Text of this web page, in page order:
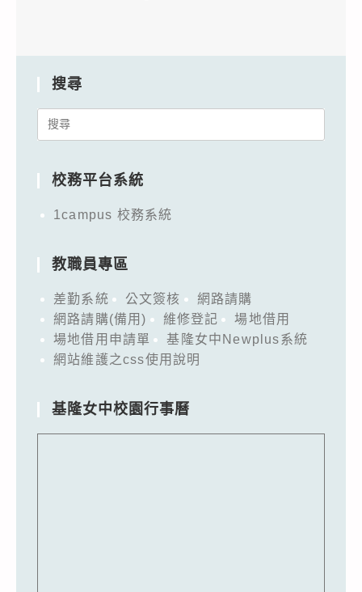
搜尋
Search
校務平台系統
1campus 校務系統
教職員專區
差勤系統 公文簽核
網路請購
網路請購(備用)
維修登記
場地借用
場地借用申請單
基隆女中Newplus系統
網站維護之css使用說明
基隆女中校園行事曆